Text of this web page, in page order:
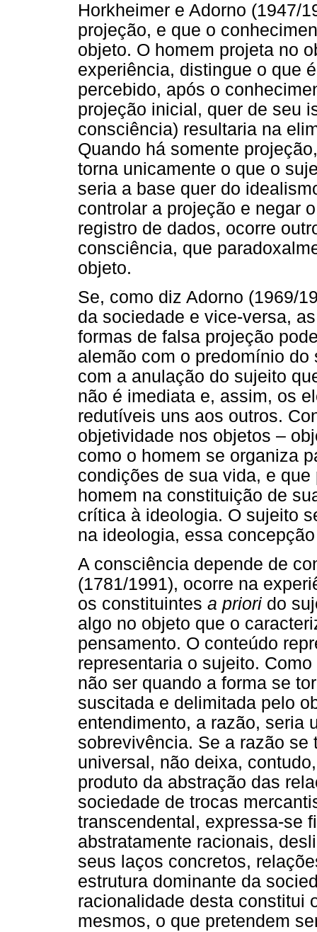
Horkheimer e Adorno (1947/
projeção, e que o
objeto. O homem projeta no
experiência, distingue o que
percebido, após o
projeção inicial, quer de seu
consciência) resultaria na
Quando há somente
torna unicamente o que o
seria a base quer do
controlar a projeção e negar
registro de dados, ocorre
consciência, que
objeto.
Se, como diz Adorno (1969/
da sociedade e vice-versa,
formas de falsa projeção
alemão com o predomínio
com a anulação do sujeito
não é imediata e, assim, os
redutíveis uns aos outros.
objetividade nos objetos –
como o homem se organiza
condições de sua vida, e
homem na constituição de
crítica à ideologia. O sujeito
na ideologia, essa
A consciência depende de
(1781/1991), ocorre na
os constituintes a priori do
algo no objeto que o
pensamento. O conteúdo
representaria o sujeito.
não ser quando a forma se
suscitada e delimitada pelo
entendimento, a razão, seria
sobrevivência. Se a razão
universal, não deixa,
produto da abstração das
sociedade de trocas
transcendental, expressa-se
abstratamente racionais,
seus laços concretos,
estrutura dominante da
racionalidade desta constitui
mesmos, o que pretendem